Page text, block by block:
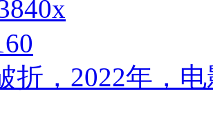
折，2022年，